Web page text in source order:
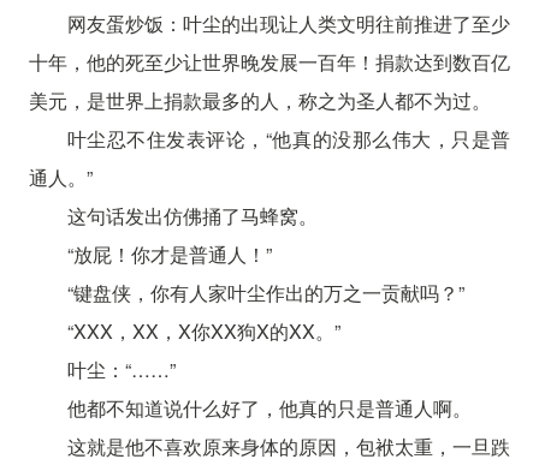
网友蛋炒饭：叶尘的出现让人类文明往前推进了至少
十年，他的死至少让世界晚发展一百年！捐款达到数百亿
美元，是世界上捐款最多的人，称之为圣人都不为过。
叶尘忍不住发表评论，“他真的没那么伟大，只是普
通人。”
这句话发出仿佛捅了马蜂窝。
“放屁！你才是普通人！”
“键盘侠，你有人家叶尘作出的万之一贡献吗？”
“XXX，XX，X你XX狗X的XX。”
叶尘：“……”
他都不知道说什么好了，他真的只是普通人啊。
这就是他不喜欢原来身体的原因，包袱太重，一旦跌